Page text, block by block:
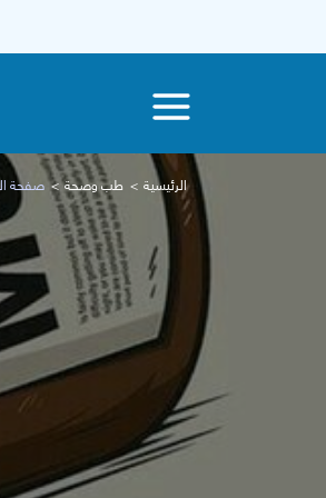
الرئيسية طب وصحة صفحة